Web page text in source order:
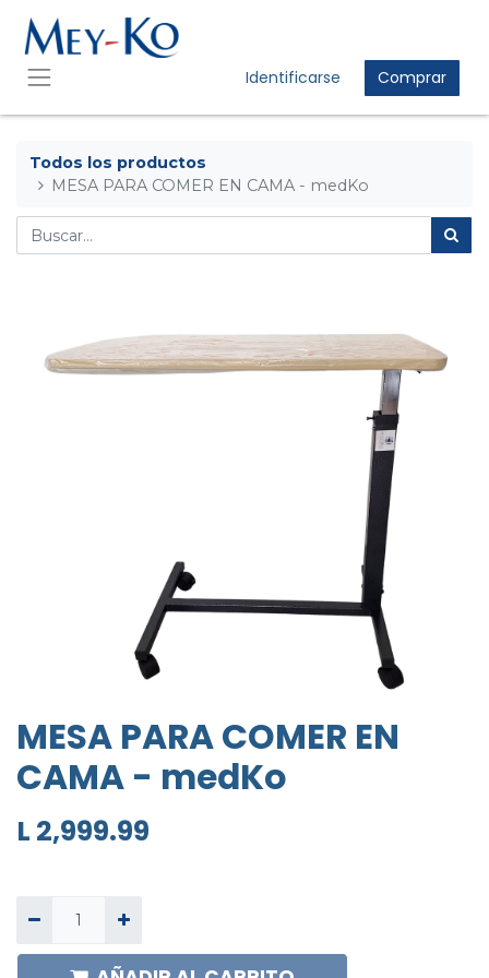
Identificarse Comprar
Todos los productos
MESA PARA COMER EN CAMA - medKo
MESA PARA COMER EN
CAMA - medKo
L 2,999.99